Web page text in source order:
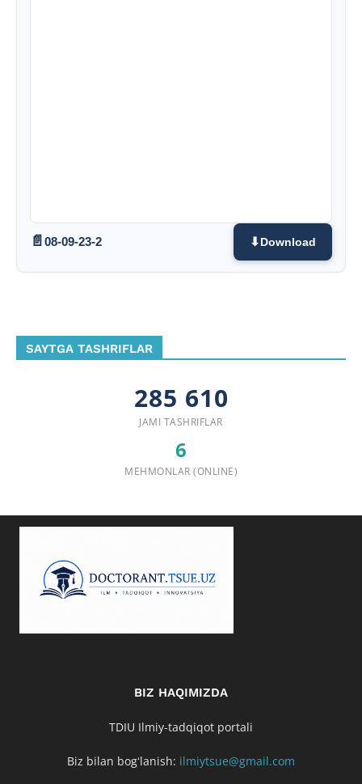
08-09-23-2 Download
SAYTGA TASHRIFLAR
285 610
JAMI TASHRIFLAR
6
MEHMONLAR (ONLINE)
BIZ HAQIMIZDA
TDIU Ilmiy-tadqiqot portali
Biz bilan bogʻlanish: ilmiytsue@gmail.com